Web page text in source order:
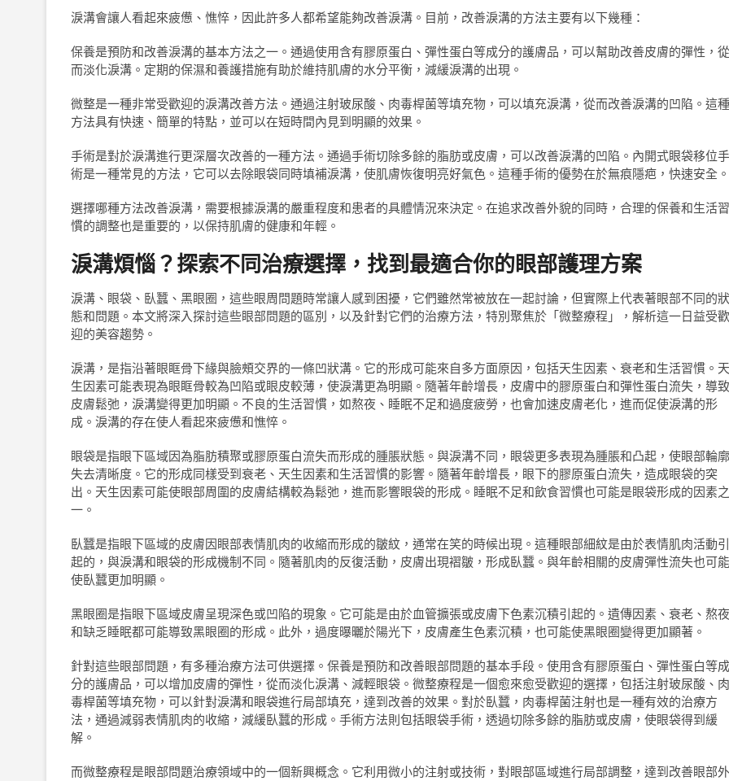
淚溝會讓人看起來疲憊、憔悴，因此許多人都希望能夠改善淚溝。目前，改善淚溝的方法主要有以下幾種：
保養是預防和改善淚溝的基本方法之一。通過使用含有膠原蛋白、彈性蛋白等成分的護膚品，可以幫助改善皮膚的彈性，從
而淡化淚溝。定期的保濕和養護措施有助於維持肌膚的水分平衡，減緩淚溝的出現。
微整是一種非常受歡迎的淚溝改善方法。通過注射玻尿酸、肉毒桿菌等填充物，可以填充淚溝，從而改善淚溝的凹陷。這種
方法具有快速、簡單的特點，並可以在短時間內見到明顯的效果。
手術是對於淚溝進行更深層次改善的一種方法。通過手術切除多餘的脂肪或皮膚，可以改善淚溝的凹陷。內開式眼袋移位手
術是一種常見的方法，它可以去除眼袋同時填補淚溝，使肌膚恢復明亮好氣色。這種手術的優勢在於無痕隱疤，快速安全。
選擇哪種方法改善淚溝，需要根據淚溝的嚴重程度和患者的具體情況來決定。在追求改善外貌的同時，合理的保養和生活習
慣的調整也是重要的，以保持肌膚的健康和年輕。
淚溝煩惱？探索不同治療選擇，找到最適合你的眼部護理方案
淚溝、眼袋、臥蠶、黑眼圈，這些眼周問題時常讓人感到困擾，它們雖然常被放在一起討論，但實際上代表著眼部不同的狀
態和問題。本文將深入探討這些眼部問題的區別，以及針對它們的治療方法，特別聚焦於「微整療程」，解析這一日益受歡
迎的美容趨勢。
淚溝，是指沿著眼眶骨下緣與臉頰交界的一條凹狀溝。它的形成可能來自多方面原因，包括天生因素、衰老和生活習慣。天
生因素可能表現為眼眶骨較為凹陷或眼皮較薄，使淚溝更為明顯。隨著年齡增長，皮膚中的膠原蛋白和彈性蛋白流失，導致
皮膚鬆弛，淚溝變得更加明顯。不良的生活習慣，如熬夜、睡眠不足和過度疲勞，也會加速皮膚老化，進而促使淚溝的形
成。淚溝的存在使人看起來疲憊和憔悴。
眼袋是指眼下區域因為脂肪積聚或膠原蛋白流失而形成的腫脹狀態。與淚溝不同，眼袋更多表現為腫脹和凸起，使眼部輪廓
失去清晰度。它的形成同樣受到衰老、天生因素和生活習慣的影響。隨著年齡增長，眼下的膠原蛋白流失，造成眼袋的突
出。天生因素可能使眼部周圍的皮膚結構較為鬆弛，進而影響眼袋的形成。睡眠不足和飲食習慣也可能是眼袋形成的因素之
一。
臥蠶是指眼下區域的皮膚因眼部表情肌肉的收縮而形成的皺紋，通常在笑的時候出現。這種眼部細紋是由於表情肌肉活動引
起的，與淚溝和眼袋的形成機制不同。隨著肌肉的反復活動，皮膚出現褶皺，形成臥蠶。與年齡相關的皮膚彈性流失也可能
使臥蠶更加明顯。
黑眼圈是指眼下區域皮膚呈現深色或凹陷的現象。它可能是由於血管擴張或皮膚下色素沉積引起的。遺傳因素、衰老、熬夜
和缺乏睡眠都可能導致黑眼圈的形成。此外，過度曝曬於陽光下，皮膚產生色素沉積，也可能使黑眼圈變得更加顯著。
針對這些眼部問題，有多種治療方法可供選擇。保養是預防和改善眼部問題的基本手段。使用含有膠原蛋白、彈性蛋白等成
分的護膚品，可以增加皮膚的彈性，從而淡化淚溝、減輕眼袋。微整療程是一個愈來愈受歡迎的選擇，包括注射玻尿酸、肉
毒桿菌等填充物，可以針對淚溝和眼袋進行局部填充，達到改善的效果。對於臥蠶，肉毒桿菌注射也是一種有效的治療方
法，通過減弱表情肌肉的收縮，減緩臥蠶的形成。手術方法則包括眼袋手術，透過切除多餘的脂肪或皮膚，使眼袋得到緩
解。
而微整療程是眼部問題治療領域中的一個新興概念。它利用微小的注射或技術，對眼部區域進行局部調整，達到改善眼部外